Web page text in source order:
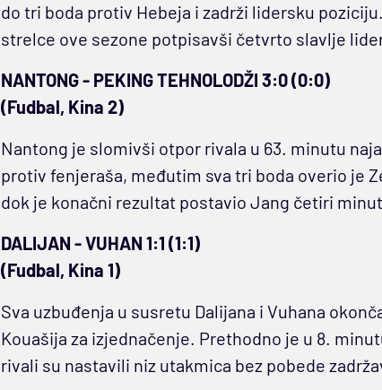
do tri boda protiv Hebeja i zadrži lidersku
strelce ove sezone potpisavši četvrto slavlje
NANTONG - PEKING TEHNOLODŽI 3:0 (0:0)
(Fudbal, Kina 2)
Nantong je slomivši otpor rivala u 63. minutu
protiv fenjeraša, međutim sva tri boda overio je
dok je konačni rezultat postavio Jang četiri
DALIJAN - VUHAN 1:1 (1:1)
(Fudbal, Kina 1)
Sva uzbuđenja u susretu Dalijana i Vuhana
Kouašija za izjednačenje. Prethodno je u 8.
rivali su nastavili niz utakmica bez pobede